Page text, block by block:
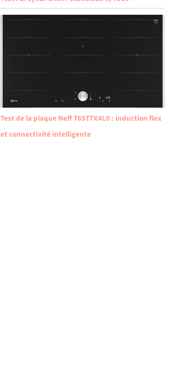
Test de la plaque Neff T69TTX4L0 : induction flex
et connectivité intelligente